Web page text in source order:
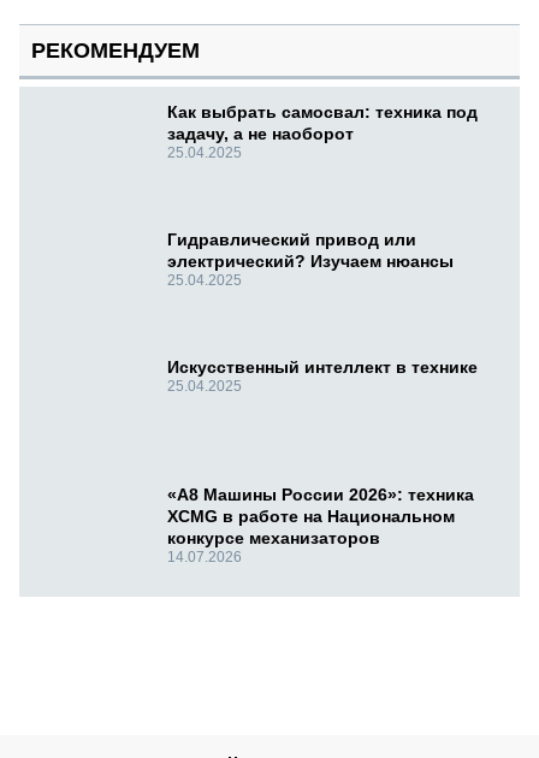
РЕКОМЕНДУЕМ
Как выбрать самосвал: техника под
задачу, а не наоборот
25.04.2025
Гидравлический привод или
электрический? Изучаем нюансы
25.04.2025
Искусственный интеллект в технике
25.04.2025
«А8 Машины России 2026»: техника
XCMG в работе на Национальном
конкурсе механизаторов
14.07.2026